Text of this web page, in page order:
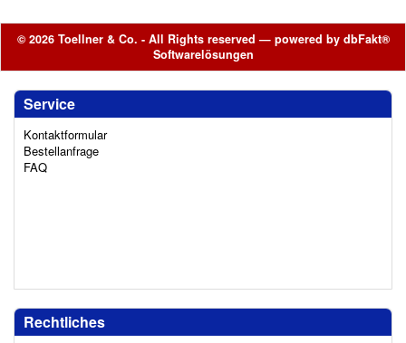
© 2026 Toellner & Co. - All Rights reserved — powered by dbFakt®
Softwarelösungen
Service
Kontaktformular
Bestellanfrage
FAQ
Rechtliches